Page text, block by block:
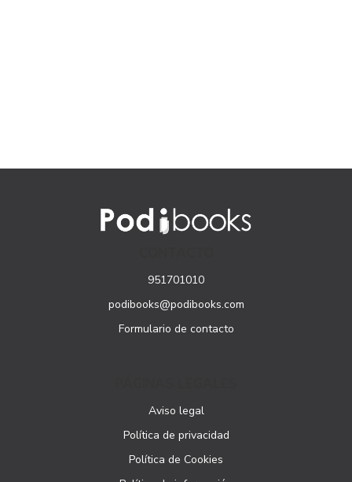
951701010
podibooks@podibooks.com
Formulario de contacto
Aviso legal
Política de privacidad
Política de Cookies